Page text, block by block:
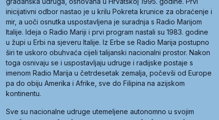
inicijativni odbor nastao je u krilu Pokreta krunice za obraćenje i
mir, a uoči osnutka uspostavljena je suradnja s Radio Marijom
Italije. Ideja o Radio Mariji i prvi program nastali su 1983. godine
u župi u Erbi na sjeveru Italije. Iz Erbe se Radio Marija postupno
širi te uskoro obuhvaća cijeli talijanski nacionalni prostor. Nakon
toga osnivaju se i uspostavljaju udruge i radijske postaje s
imenom Radio Marija u četrdesetak zemalja, počevši od Europe
pa do obiju Amerika i Afrike, sve do Filipina na azijskom
kontinentu.
Sve su nacionalne udruge utemeljene autonomno u svojim